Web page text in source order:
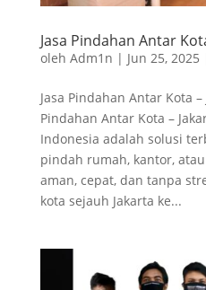
Jasa Pindahan Antar
oleh Adm1n | Jun 25, 2025
Jasa Pindahan Antar Kota –
Pindahan Antar Kota –
Indonesia adalah solusi
pindah rumah, kantor,
aman, cepat, dan tanpa
kota sejauh Jakarta ke...